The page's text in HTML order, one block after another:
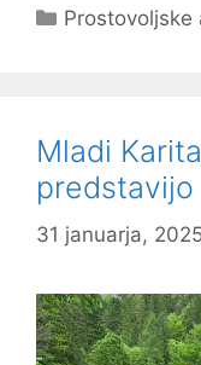
Categories
Prostovoljske
Mladi
predstavijo
31 januarja, 2025